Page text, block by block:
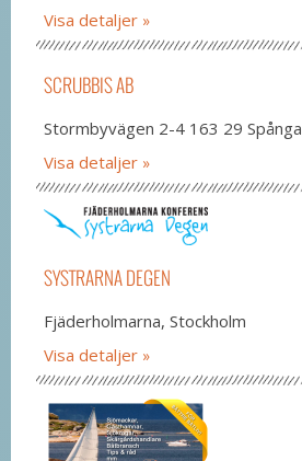
Visa detaljer
SCRUBBIS AB
Stormbyvägen 2-4 163 29 Spånga
Visa detaljer
SYSTRARNA DEGEN
Fjäderholmarna, Stockholm
Visa detaljer